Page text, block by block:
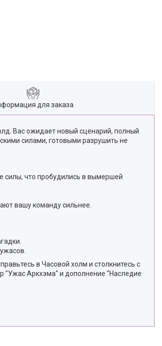
для заказа
Вас ожидает новый сценарий, полный
силами, готовыми разрушить не
что пробудились в вымершей
вашу команду сильнее.
в Часовой холм и столкнитесь с
"Ужас Аркхэма" и дополнение "Наследие